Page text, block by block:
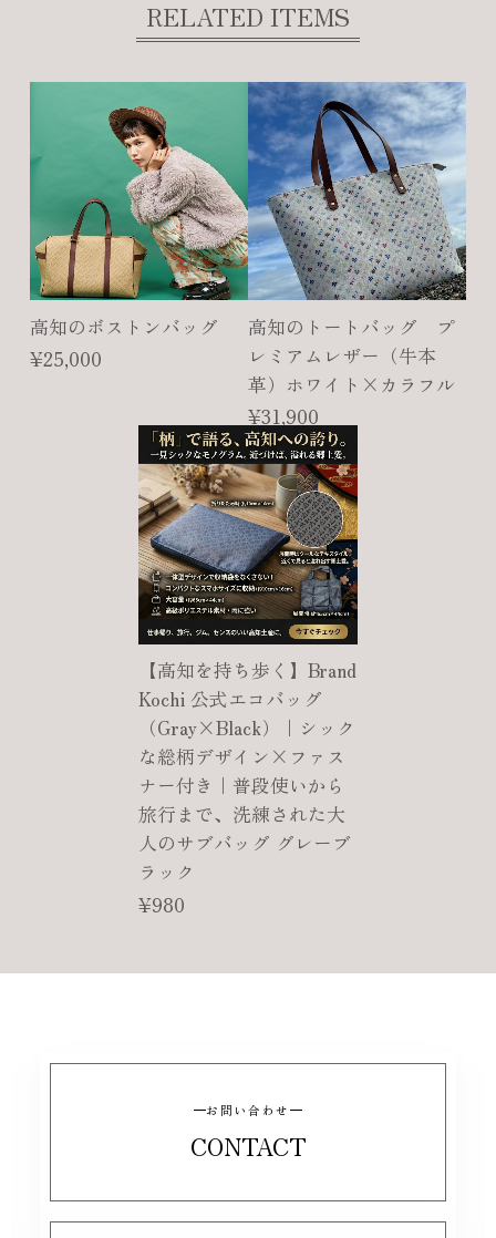
RELATED ITEMS
高知のボストンバッグ
¥25,000
高知のトートバッグ プ
レミアムレザー（牛本
革）ホワイト×カラフル
¥31,900
【高知を持ち歩く】Brand
Kochi 公式エコバッグ
（Gray×Black）｜シック
な総柄デザイン×ファス
ナー付き｜普段使いから
旅行まで、洗練された大
人のサブバッグ グレーブ
ラック
¥980
お問い合わせ
CONTACT